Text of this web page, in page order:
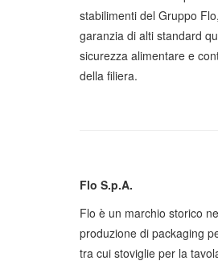
stabilimenti del Gruppo
garanzia di alti standard
sicurezza alimentare e
della filiera.
Flo S.p.A.
Flo è un marchio storico
produzione di packaging
tra cui stoviglie per la